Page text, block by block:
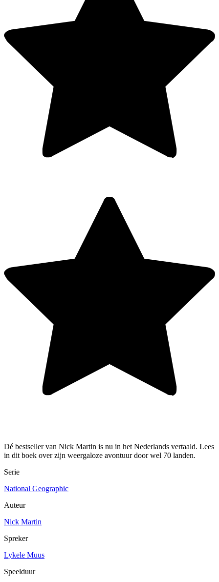
Dé bestseller van Nick Martin is nu in het Nederlands vertaald. Lees
in dit boek over zijn weergaloze avontuur door wel 70 landen.
Serie
National Geographic
Auteur
Nick Martin
Spreker
Lykele Muus
Speelduur